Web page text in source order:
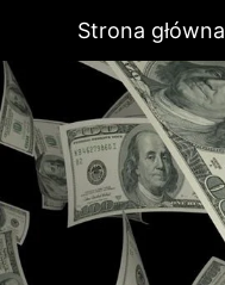
Strona główna